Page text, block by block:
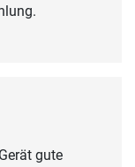
gute